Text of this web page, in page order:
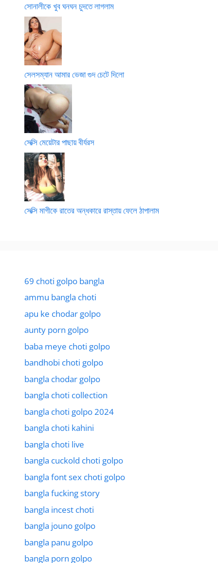
সোনালীকে খুব ঘনঘন চুদতে লাগলাম
সেলসম্যান আমার ভেজা গুদ চেটে দিলো
সেক্সি মেয়েটার পাছায় বীর্যরস
সেক্সি মাগীকে রাতের অন্ধকারে রাস্তায় ফেলে ঠাপালাম
69 choti golpo bangla
ammu bangla choti
apu ke chodar golpo
aunty porn golpo
baba meye choti golpo
bandhobi choti golpo
bangla chodar golpo
bangla choti collection
bangla choti golpo 2024
bangla choti kahini
bangla choti live
bangla cuckold choti golpo
bangla font sex choti golpo
bangla fucking story
bangla incest choti
bangla jouno golpo
bangla panu golpo
bangla porn golpo